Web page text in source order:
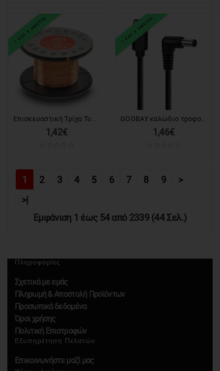
1 ΕΩΣ 3 ΗΜΕΡΕΣ
1,42€
1 ΕΩΣ 3 ΗΜΕΡΕΣ
1,46€
1 2 3 4 5 6 7 8 9
>
>|
Εμφάνιση 1 έως 54 από 2339 (44 Σελ.)
Πληροφορίες
Σχετικά με εμάς
Πληρωμή & Αποστολή Προϊόντων
Προσωπικά δεδομένα
Όροι χρήσης
Πολιτική Επιστροφών
Εξυπηρέτηση Πελατών
Επικοινωνήστε μαζί μας